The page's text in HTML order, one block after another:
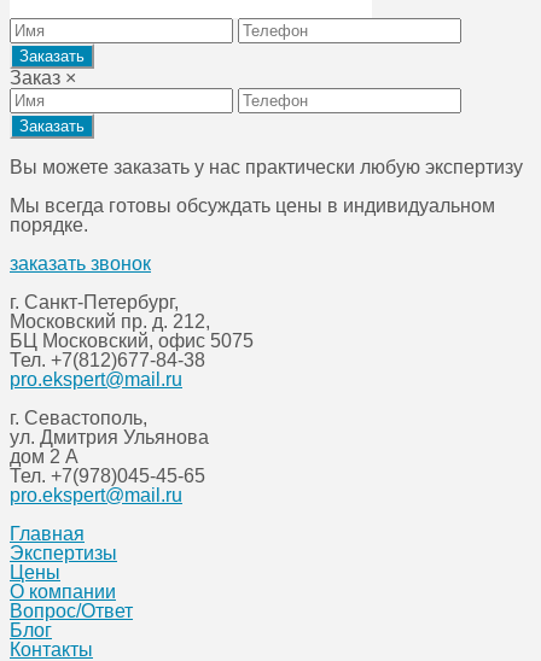
Заказ ×
Вы можете заказать у нас практически любую экспертизу
Мы всегда готовы обсуждать цены в индивидуальном
порядке.
заказать звонок
г. Санкт-Петербург,
Московский пр. д. 212,
БЦ Московский, офис 5075
Тел. +7(812)677-84-38
pro.ekspert@mail.ru
г. Севастополь,
ул. Дмитрия Ульянова
дом 2 А
Тел. +7(978)045-45-65
pro.ekspert@mail.ru
Главная
Экспертизы
Цены
О компании
Вопрос/Ответ
Блог
Контакты